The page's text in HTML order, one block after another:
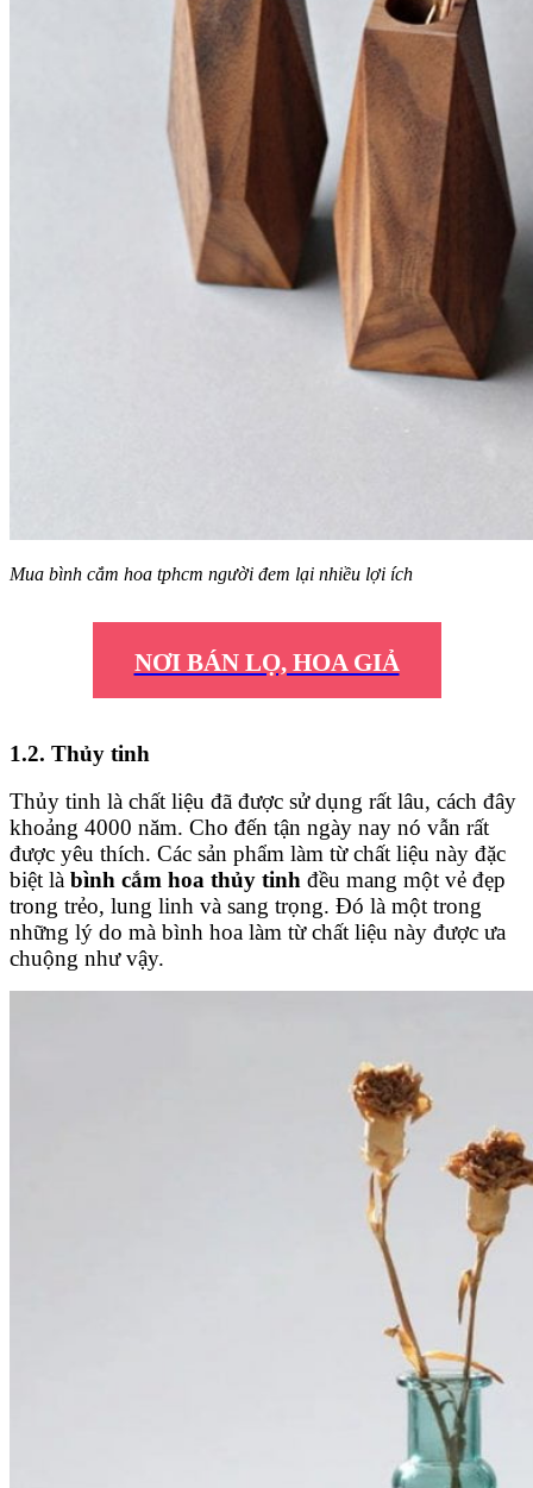
Mua bình cắm hoa tphcm người đem lại nhiều lợi ích
NƠI BÁN LỌ, HOA GIẢ
1.2. Thủy tinh
Thủy tinh là chất liệu đã được sử dụng rất lâu, cách đây
khoảng 4000 năm. Cho đến tận ngày nay nó vẫn rất
được yêu thích. Các sản phẩm làm từ chất liệu này đặc
biệt là bình cắm hoa thủy tinh đều mang một vẻ đẹp
trong trẻo, lung linh và sang trọng. Đó là một trong
những lý do mà bình hoa làm từ chất liệu này được ưa
chuộng như vậy.